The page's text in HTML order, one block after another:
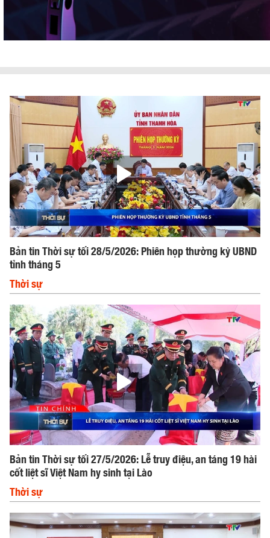
Bản tin Thời sự tối 28/5/2026: Phiên họp thường kỳ UBND
tỉnh tháng 5
Thời sự
Bản tin Thời sự tối 27/5/2026: Lễ truy điệu, an táng 19 hài
cốt liệt sĩ Việt Nam hy sinh tại Lào
Thời sự